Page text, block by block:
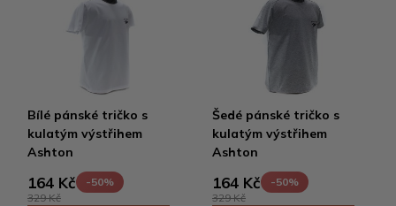
Bílé pánské tričko s
kulatým výstřihem
Ashton
164 Kč
-50%
329 Kč
Šedé pánské tričko s
kulatým výstřihem
Ashton
164 Kč
-50%
329 Kč